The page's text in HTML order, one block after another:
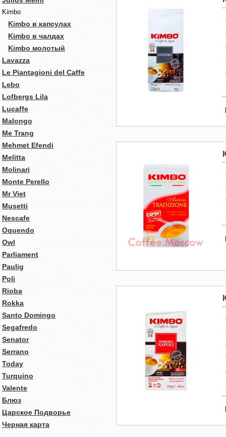
Kimbo
Kimbo в капсулах
Kimbo в чалдах
Kimbo молотый
Lavazza
Le Piantagioni del Caffe
Lebo
Lofbergs Lila
Lucaffe
Malongo
Me Trang
Mehmet Efendi
Melitta
Molinari
Monte Perello
Mr Viet
Musetti
Nescafe
Oquendo
Owl
Parliament
Paulig
Poli
Rioba
Rokka
Santo Domingo
Segafredo
Senator
Serrano
Today
Turquino
Valente
Блюз
Царское Подворье
Черная карта